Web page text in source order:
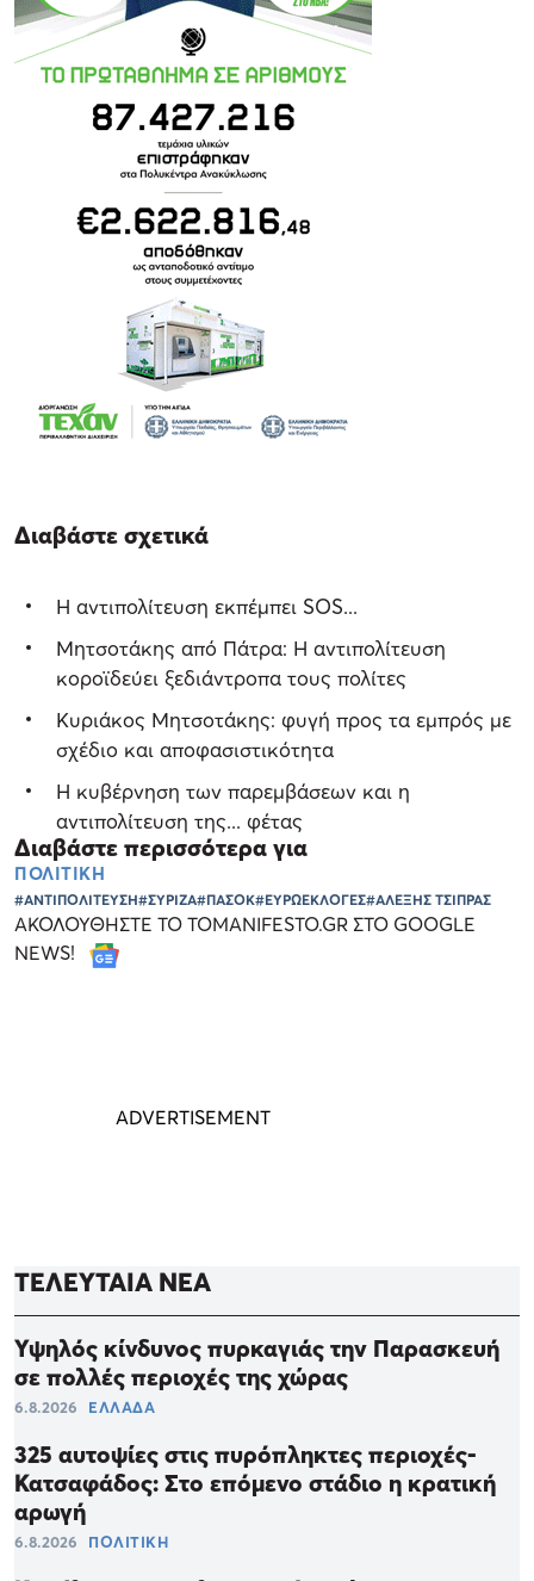
Διαβάστε σχετικά
Η αντιπολίτευση εκπέμπει SOS...
Μητσοτάκης από Πάτρα: Η αντιπολίτευση
κοροϊδεύει ξεδιάντροπα τους πολίτες
Κυριάκος Μητσοτάκης: φυγή προς τα εμπρός με
σχέδιο και αποφασιστικότητα
Η κυβέρνηση των παρεμβάσεων και η
αντιπολίτευση της... φέτας
Διαβάστε περισσότερα για
ΠΟΛΙΤΙΚΗ
#ΑΝΤΙΠΟΛΙΤΕΥΣΗ#ΣΥΡΙΖΑ#ΠΑΣΟΚ#ΕΥΡΩΕΚΛΟΓΕΣ#ΑΛΕΞΗΣ ΤΣΙΠΡΑΣ
ΑΚΟΛΟΥΘΗΣΤΕ ΤΟ TOMANIFESTO.GR ΣΤΟ GOOGLE
NEWS!
ΤΕΛΕΥΤΑΙΑ ΝΕΑ
Υψηλός κίνδυνος πυρκαγιάς την Παρασκευή
σε πολλές περιοχές της χώρας
6.8.2026 ΕΛΛΑΔΑ
325 αυτοψίες στις πυρόπληκτες περιοχές-
Κατσαφάδος: Στο επόμενο στάδιο η κρατική
αρωγή
6.8.2026 ΠΟΛΙΤΙΚΗ